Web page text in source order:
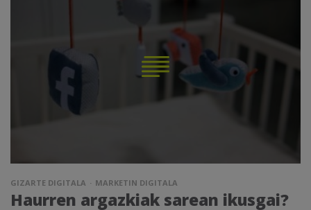
GIZARTE DIGITALA MARKETIN DIGITALA
Haurren argazkiak sarean ikusgai?